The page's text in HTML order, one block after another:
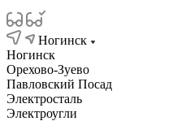
Ногинск
Ногинск
Орехово-Зуево
Павловский Посад
Электросталь
Электроугли